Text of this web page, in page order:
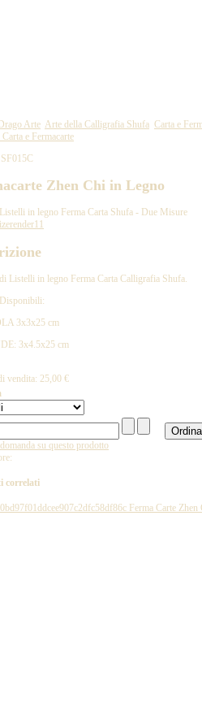
Drago Arte Arte della Calligrafia Shufa Carta e
e Fermacarte
Zhen Chi in Legno
in legno Ferma Carta Shufa - Due Misure
Listelli in legno Ferma Carta Calligrafia Shufa.
3x3x25 cm
3x4.5x25 cm
vendita: 25,00 €
su questo prodotto
correlati
Ferma Carte Zhen